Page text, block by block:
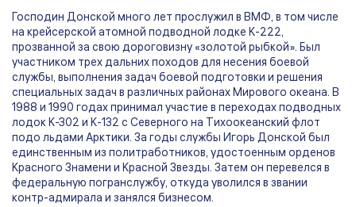
Господин Донской много лет прослужил в ВМФ, в том числе
на крейсерской атомной подводной лодке К-222,
прозванной за свою дороговизну «золотой рыбкой». Был
участником трех дальних походов для несения боевой
службы, выполнения задач боевой подготовки и решения
специальных задач в различных районах Мирового океана. В
1988 и 1990 годах принимал участие в переходах подводных
лодок К-302 и К-132 с Северного на Тихоокеанский флот
подо льдами Арктики. За годы службы Игорь Донской был
единственным из политработников, удостоенным орденов
Красного Знамени и Красной Звезды. Затем он перевелся в
федеральную погранслужбу, откуда уволился в звании
контр-адмирала и занялся бизнесом.